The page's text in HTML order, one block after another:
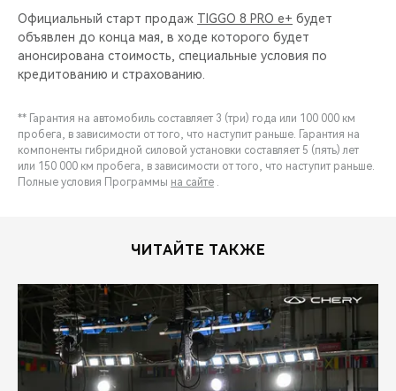
Официальный старт продаж TIGGO 8 PRO e+ будет
объявлен до конца мая, в ходе которого будет
анонсирована стоимость, специальные условия по
кредитованию и страхованию.
** Гарантия на автомобиль составляет 3 (три) года или 100 000 км
пробега, в зависимости от того, что наступит раньше. Гарантия на
компоненты гибридной силовой установки составляет 5 (пять) лет
или 150 000 км пробега, в зависимости от того, что наступит раньше.
Полные условия Программы на сайте
ЧИТАЙТЕ ТАКЖЕ